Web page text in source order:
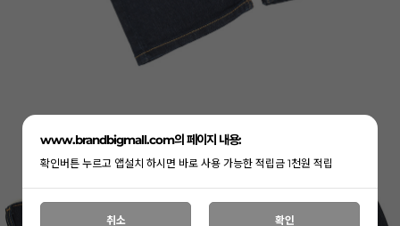
www.brandbigmall.com의 페이지 내용:
확인버튼 누르고 앱설치 하시면 바로 사용 가능한 적립금 1천원 적립
취소 확인